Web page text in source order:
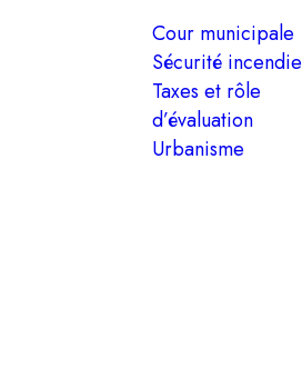
Cour municipale
Sécurité incendie
Taxes et rôle
d’évaluation
Urbanisme